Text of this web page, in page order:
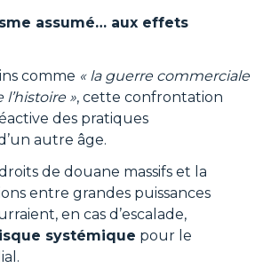
assumé… aux effets
comme « la guerre commerciale
», cette confrontation
des pratiques
autre âge.
de douane massifs et la
entre grandes puissances
en cas d’escalade,
systémique pour le